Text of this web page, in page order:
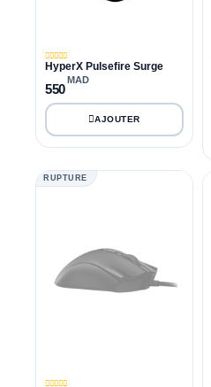
HyperX Pulsefire Surge
550
MAD
RUPTURE